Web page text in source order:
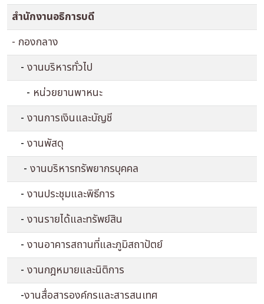
สำนักงานอธิการบดี
- กองกลาง
- งานบริหารทั่วไป
- หน่วยยานพาหนะ
- งานการเงินและบัญชี
- งานพัสดุ
- งานบริหารทรัพยากรบุคคล
- งานประชุมและพิธีการ
- งานรายได้และทรัพย์สิน
- งานอาคารสถานที่และภูมิสถาปัตย์
- งานกฎหมายและนิติการ
-งานสื่อสารองค์กรและสารสนเทศ